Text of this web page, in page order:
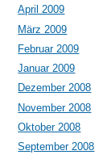
April 2009
März 2009
Februar 2009
Januar 2009
Dezember 2008
November 2008
Oktober 2008
September 2008